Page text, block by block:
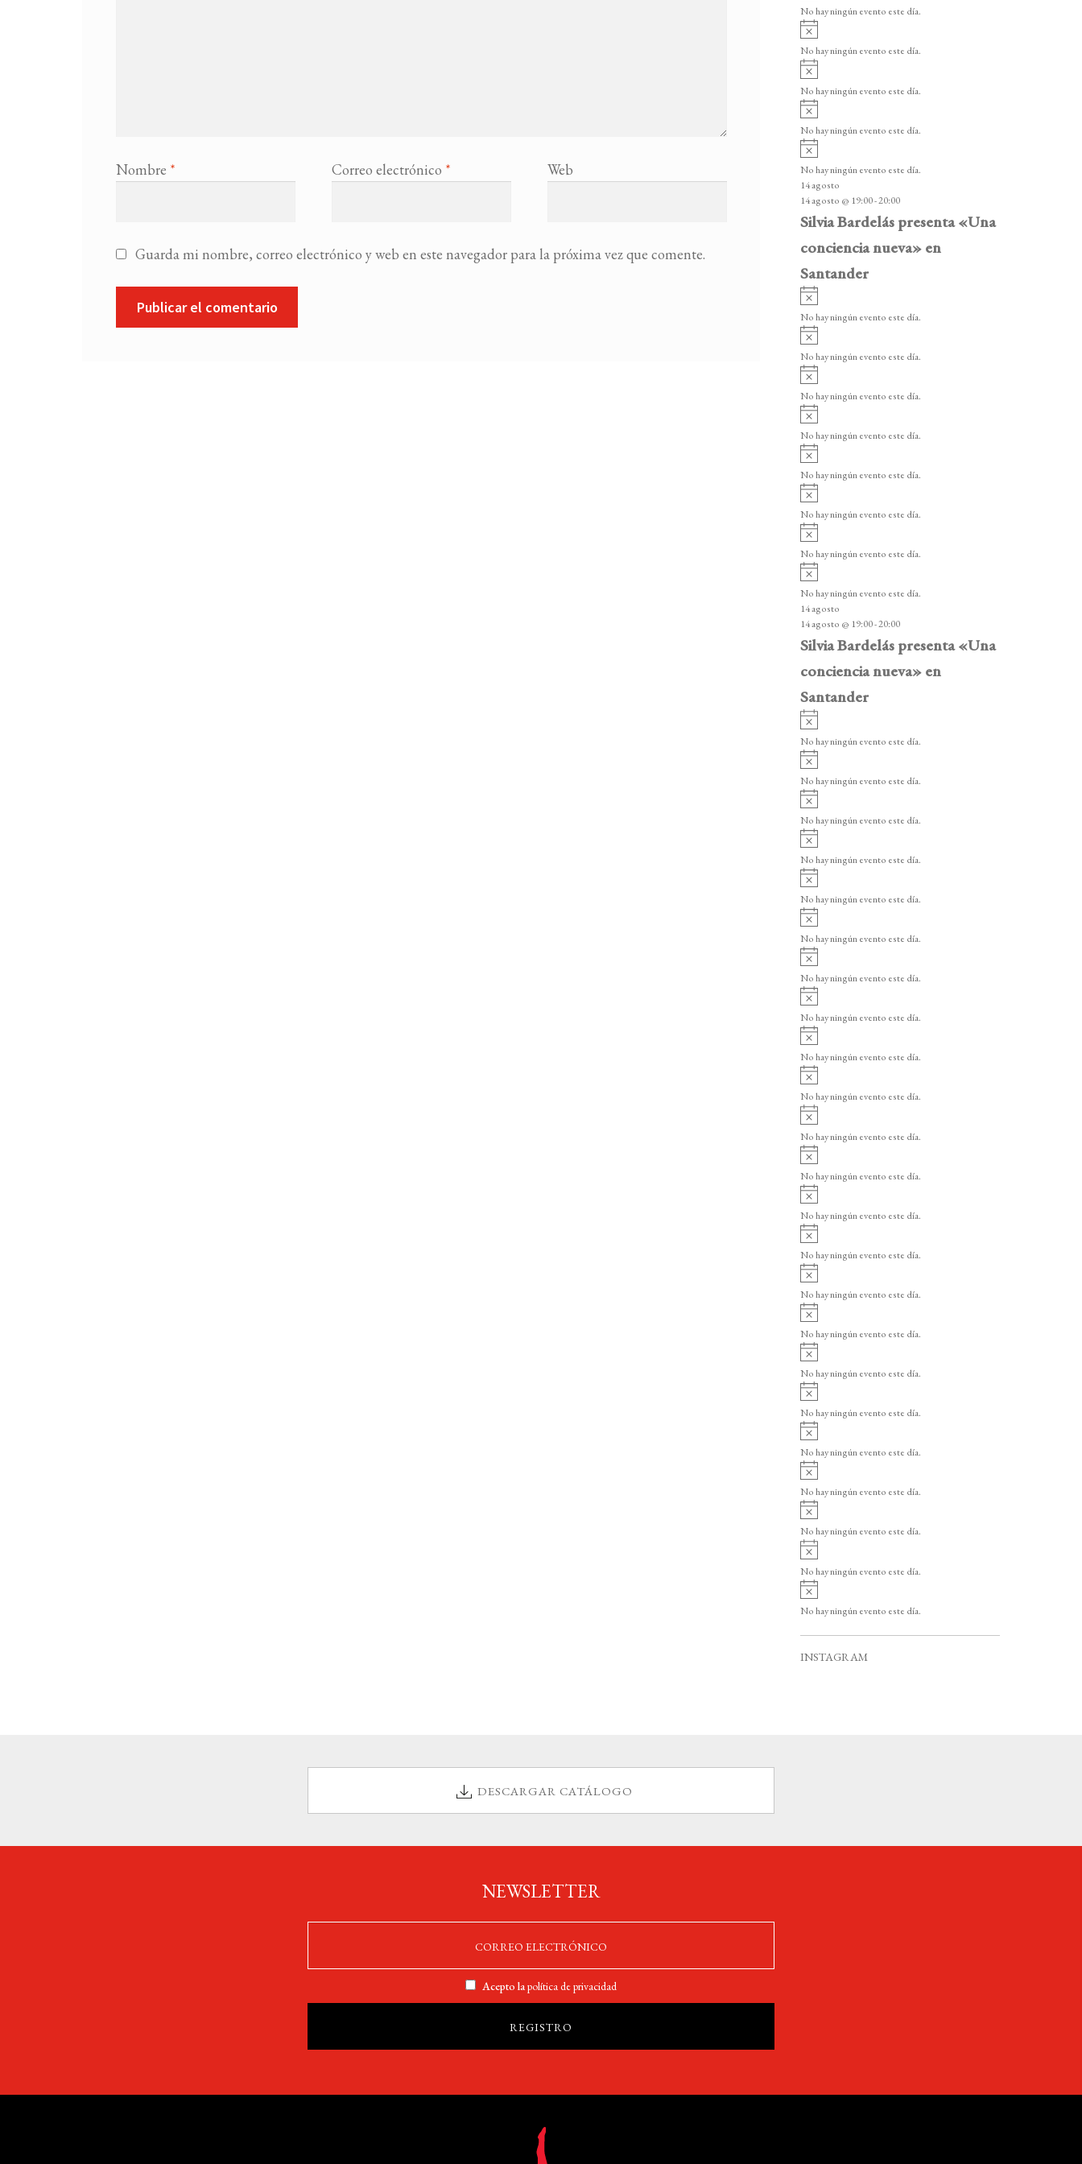
Nombre * Correo electrónico * Web
Guarda mi nombre, correo electrónico y web en este navegador para la próxima vez que comente.
e
n
t
o
s
o
i
o
No hay ningún evento este día.
v
i
o
No hay ningún evento este día.
A
v
i
o
No hay ningún evento este día.
A
v
i
o
No hay ningún evento este día.
v
i
s
o
No hay ningún evento este día.
14 agosto
14 agosto @ 19:00-20:00
Silvia Bardelás presenta «Una
conciencia nueva» en
Santander
v
i
o
No hay ningún evento este día.
v
i
o
No hay ningún evento este día.
v
i
o
No hay ningún evento este día.
v
i
o
No hay ningún evento este día.
v
i
o
No hay ningún evento este día.
v
i
o
No hay ningún evento este día.
v
i
o
No hay ningún evento este día.
v
i
s
o
No hay ningún evento este día.
14 agosto
14 agosto @ 19:00-20:00
Silvia Bardelás presenta «Una
conciencia nueva» en
Santander
A
v
i
o
No hay ningún evento este día.
A
v
i
o
No hay ningún evento este día.
v
i
o
No hay ningún evento este día.
v
i
o
No hay ningún evento este día.
v
i
o
No hay ningún evento este día.
v
i
o
No hay ningún evento este día.
v
i
o
No hay ningún evento este día.
v
i
o
No hay ningún evento este día.
v
i
o
No hay ningún evento este día.
v
i
o
No hay ningún evento este día.
A
v
i
o
No hay ningún evento este día.
A
v
i
o
No hay ningún evento este día.
A
v
i
o
No hay ningún evento este día.
v
i
o
No hay ningún evento este día.
v
i
o
No hay ningún evento este día.
v
i
o
No hay ningún evento este día.
v
i
o
No hay ningún evento este día.
v
i
o
No hay ningún evento este día.
v
i
o
No hay ningún evento este día.
v
i
o
No hay ningún evento este día.
v
i
o
No hay ningún evento este día.
A
v
i
o
No hay ningún evento este día.
A
v
i
No hay ningún evento este día.
INSTAGRAM
DESCARGAR CATÁLOGO
NEWSLETTER
Acepto lapolítica de privacidad